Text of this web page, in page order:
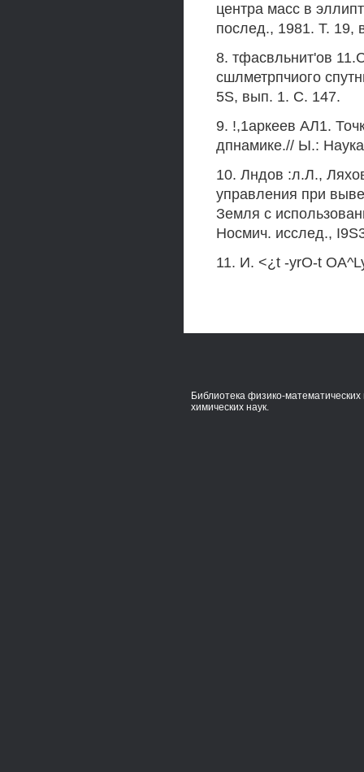
центра масс в
послед., 1981. Т. 19,
8. тфасвльнит'ов
сшлметрпчиого
5S, вып. 1. С. 147.
9. !,1аркеев АЛ1.
дпнамике.// Ы.:
10. Лндов :л.Л.,
управления при
Земля с
Носмич. исслед.,
11. И. <¿t -yrO-t
Библиотека физико-математических
химических наук.